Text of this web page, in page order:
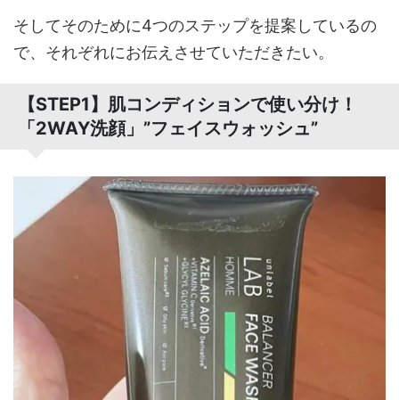
そしてそのために4つのステップを提案しているの
で、それぞれにお伝えさせていただきたい。
【STEP1】肌コンディションで使い分け！
「2WAY洗顔」”フェイスウォッシュ”